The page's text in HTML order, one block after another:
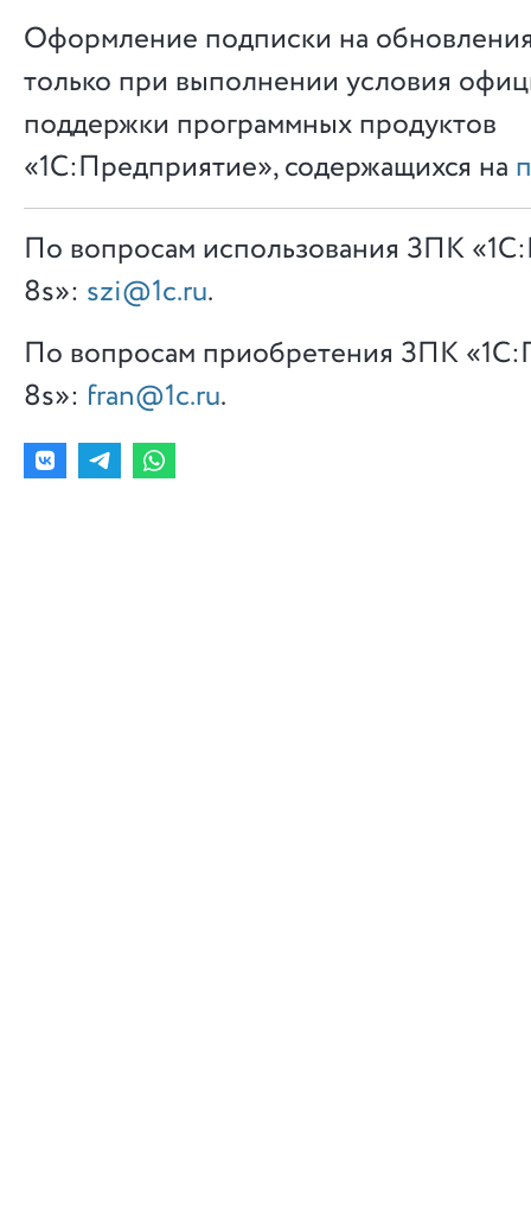
Оформление подписки на
только при выполнении условия
поддержки программных продуктов
«1С:Предприятие», содержащихся на
По вопросам использования ЗПК
8s»: szi@1c.ru.
По вопросам приобретения ЗПК
8s»: fran@1c.ru.